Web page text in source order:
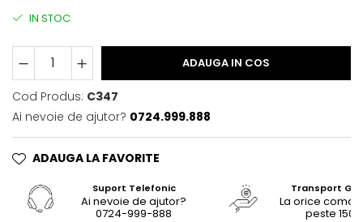
IN STOC
ADAUGA IN COS
Cod Produs: C347
Ai nevoie de ajutor? 0724.999.888
ADAUGA LA FAVORITE
Suport Telefonic
Ai nevoie de ajutor?
0724-999-888
Transport
La orice
peste